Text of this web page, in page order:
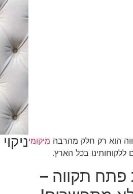
הוא רק חלק מהרבה מיקומי
ללקוחותינו בכל הארץ.
פתח תקווה –